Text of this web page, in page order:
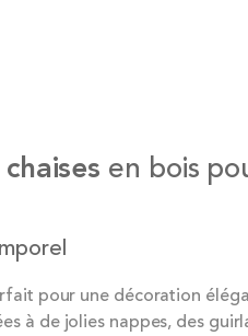
en bois
pour une décoration
à de jolies nappes, des